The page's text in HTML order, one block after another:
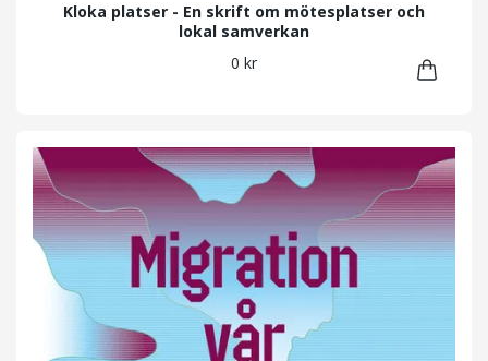
Kloka platser - En skrift om mötesplatser och
lokal samverkan
0 kr